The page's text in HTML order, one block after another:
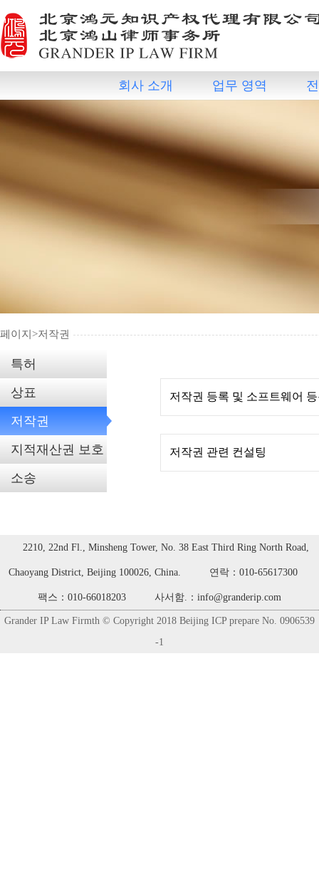
회사 소개 업무 영역
페이지>저작권
특허
상표
저작권
지적재산권 보호
소송
저작권 등록 및 소프트웨어
저작권 관련 컨설팅
2210, 22nd Fl., Minsheng Tower, No. 38 East Third Ring North Road,
Chaoyang District, Beijing 100026, China. 연락：010-65617300
팩스：010-66018203 사서함.：info@granderip.com
Grander IP Law Firmth © Copyright 2018 Beijing ICP prepare No. 0906539
-1